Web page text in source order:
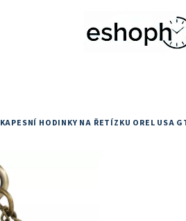
KAPESNÍ HODINKY NA ŘETÍZKU OREL USA